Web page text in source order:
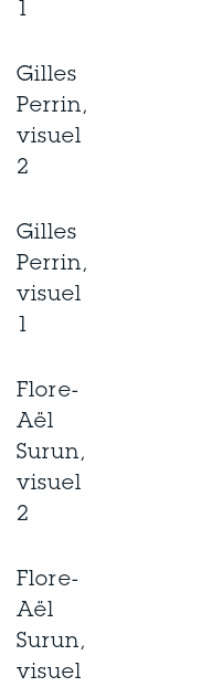
1
Gilles
Perrin,
visuel
2
Gilles
Perrin,
visuel
1
Flore-
Aël
Surun,
visuel
2
Flore-
Aël
Surun,
visuel